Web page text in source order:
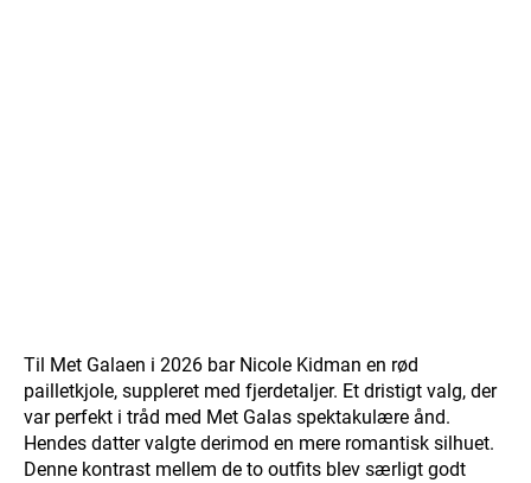
Til Met Galaen i 2026 bar Nicole Kidman en rød
pailletkjole, suppleret med fjerdetaljer. Et dristigt valg, der
var perfekt i tråd med Met Galas spektakulære ånd.
Hendes datter valgte derimod en mere romantisk silhuet.
Denne kontrast mellem de to outfits blev særligt godt